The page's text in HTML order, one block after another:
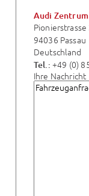
Audi Zentrum
Pionierstrasse
94036 Passau
Deutschland
Tel.: +49 (0)
Ihre Nachricht